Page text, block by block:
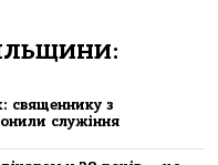
священнику з
служіння